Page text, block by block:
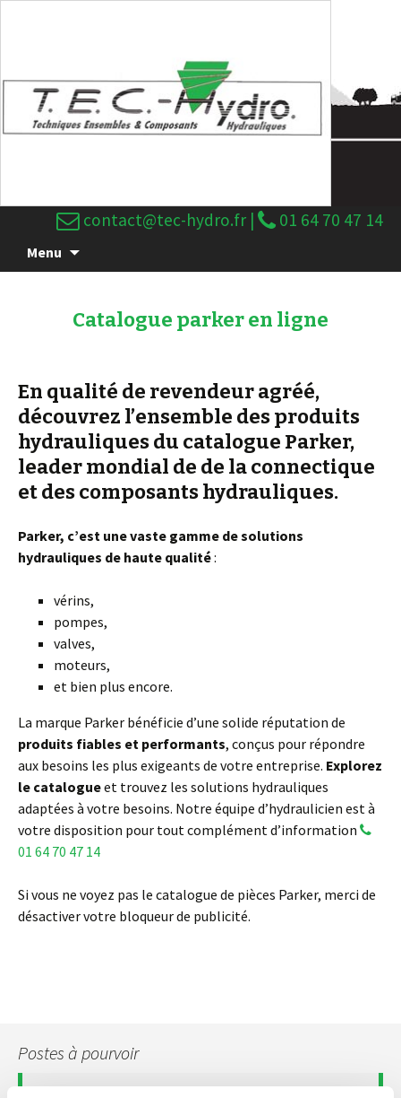
contact@tec-hydro.fr | 01 64 70 47 14
Menu
Catalogue parker en ligne
En qualité de revendeur agréé,
découvrez l’ensemble des produits
hydrauliques du catalogue Parker,
leader mondial de de la connectique
et des composants hydrauliques.
Parker, c’est une vaste gamme de solutions
hydrauliques de haute qualité:
vérins,
pompes,
valves,
moteurs,
et bien plus encore.
La marque Parker bénéficie d’une solide réputation de
produits fiables et performants, conçus pour répondre
aux besoins les plus exigeants de votre entreprise. Explorez
le catalogueet trouvez les solutions hydrauliques
adaptées à votre besoins. Notre équipe d’hydraulicien est à
votre disposition pour tout complément d’information
01 64 70 47 14
Si vous ne voyez pas le catalogue de pièces Parker, merci de
désactiver votre bloqueur de publicité.
Postes à pourvoir